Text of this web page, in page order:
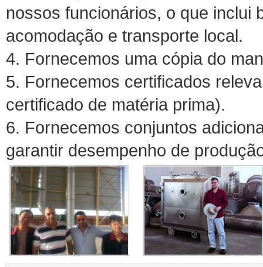
nossos funcionários, o que inclui
acomodação e transporte local.
4. Fornecemos uma cópia do
5. Fornecemos certificados
certificado de matéria prima).
6. Fornecemos conjuntos
garantir desempenho de